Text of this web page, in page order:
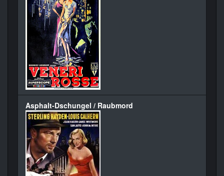
Asphalt-Dschungel / Raubmord